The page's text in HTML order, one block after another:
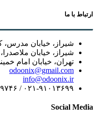
ارتباط با ما
شیراز، خیابان مدرس،
شیراز، خیابان
تهران، خیابان امام
odoonix@gmail.com
info@odoonix.ir
۰۲۱-۹۱۰۱۳۶۹۹ / ۰۹۹۶۱۲۳۹۷۴۶ / ۰۹۱۰۱۹۸۱۷۱۳-۱۴
Social Media